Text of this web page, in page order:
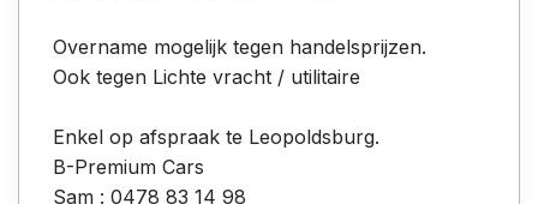
Overname mogelijk tegen handelsprijzen.
Ook tegen Lichte vracht / utilitaire
Enkel op afspraak te Leopoldsburg.
B-Premium Cars
Sam : 0478 83 14 98